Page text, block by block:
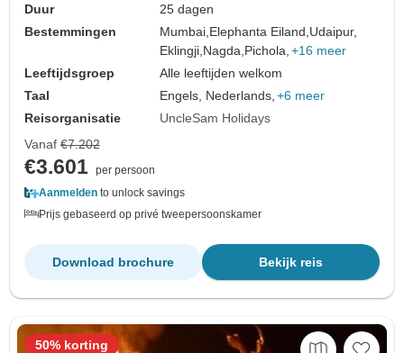
Duur
25 dagen
Bestemmingen
Mumbai, Elephanta Eiland, Udaipur,
Eklingji, Nagda, Pichola, +16 meer
Leeftijdsgroep
Alle leeftijden welkom
Taal
Engels, Nederlands, +6 meer
Reisorganisatie
UncleSam Holidays
Vanaf €7.202
€3.601 per persoon
Aanmelden to unlock savings
Prijs gebaseerd op privé tweepersoonskamer
Bekijk reis
Download brochure
50% korting